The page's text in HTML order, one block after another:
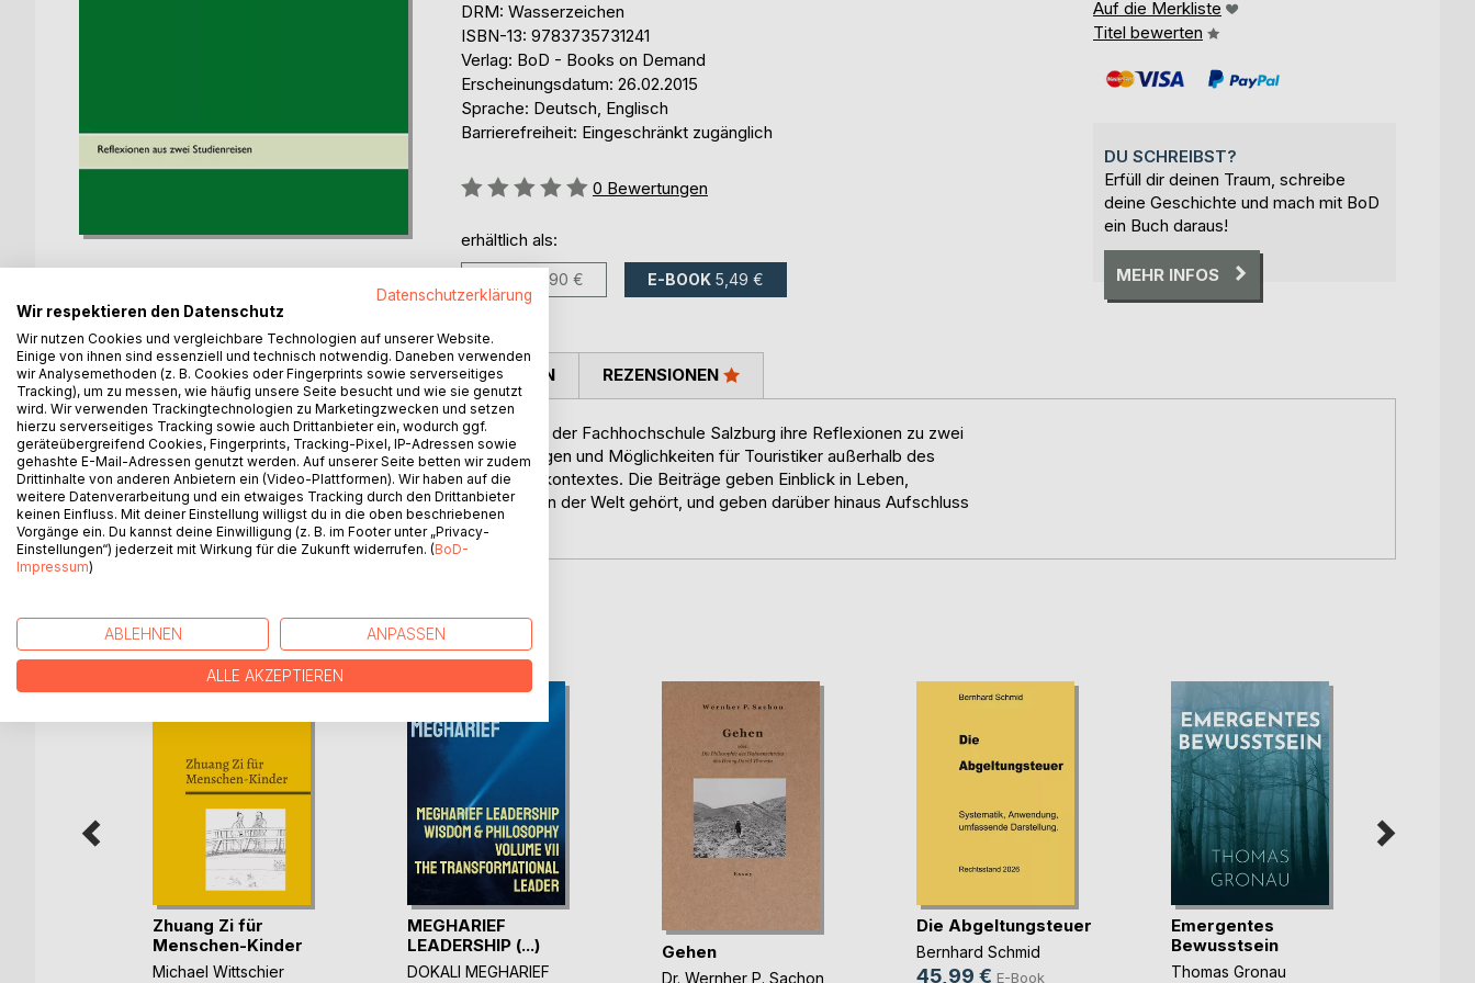
DRM: Wasserzeichen
ISBN-13: 9783735731241
Verlag: BoD - Books on Demand
Erscheinungsdatum: 26.02.2015
Sprache: Deutsch, Englisch
Barrierefreiheit: Eingeschränkt zugänglich
Bewertung::
0 Bewertungen
erhältlich als:
9,90 € E-BOOK 5,49 €
Auf die Merkliste
Titel bewerten
DU SCHREIBST?
Erfüll dir deinen Traum, schreibe
deine Geschichte und mach mit BoD
ein Buch daraus!
MEHR INFOS
BESCHREIBUNG
Im vorliegenden Buch präsentieren Tourismusstudierende der Fachhochschule Salzburg ihre Reflexionen zu zwei
Studienreisen nach Nepal. Sie zeigen die Herausforderungen und Möglichkeiten für Touristiker außerhalb des
bekannten österreichischen und europäischen Tourismuskontextes. Die Beiträge geben Einblick in Leben,
Geschichte und Natur Nepals, das zu den ärmsten Ländern der Welt gehört, und geben darüber hinaus Aufschluss
über die Rezeption von Bildungsreisen bei Studierenden.
AUTOR/IN PRESSESTIMMEN REZENSIONEN
WEITERE TITEL BEIBoD
Zhuang Zi für
Menschen-Kinder
Michael Wittschier
MEGHARIEF
LEADERSHIP (...)
DOKALI MEGHARIEF
Gehen
Dr. Wernher P. Sachon
Die Abgeltungsteuer
Bernhard Schmid
45,99 € E-Book
Emergentes
Bewusstsein
Thomas Gronau
Datenschutzerklärung
Wir respektieren den Datenschutz
Wir nutzen Cookies und vergleichbare Technologien auf unserer Website.
Einige von ihnen sind essenziell und technisch notwendig. Daneben verwenden
wir Analysemethoden (z. B. Cookies oder Fingerprints sowie serverseitiges
Tracking), um zu messen, wie häufig unsere Seite besucht und wie sie genutzt
wird. Wir verwenden Trackingtechnologien zu Marketingzwecken und setzen
hierzu serverseitiges Tracking sowie auch Drittanbieter ein, wodurch ggf.
geräteübergreifend Cookies, Fingerprints, Tracking-Pixel, IP-Adressen sowie
gehashte E-Mail-Adressen genutzt werden. Auf unserer Seite betten wir zudem
Drittinhalte von anderen Anbietern ein (Video-Plattformen). Wir haben auf die
weitere Datenverarbeitung und ein etwaiges Tracking durch den Drittanbieter
keinen Einfluss. Mit deiner Einstellung willigst du in die oben beschriebenen
Vorgänge ein. Du kannst deine Einwilligung (z. B. im Footer unter „Privacy-
Einstellungen“) jederzeit mit Wirkung für die Zukunft widerrufen. (BoD-
Impressum)
ABLEHNEN ANPASSEN
ALLE AKZEPTIEREN